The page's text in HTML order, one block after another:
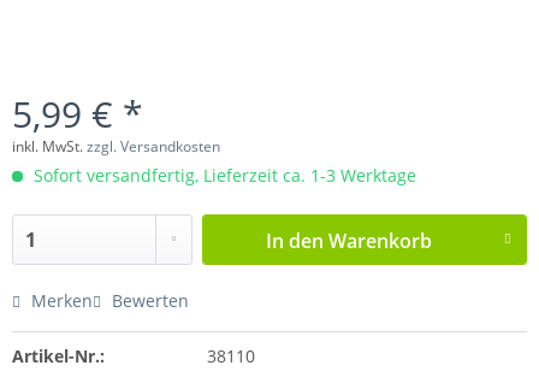
5,99 € *
inkl. MwSt.zzgl. Versandkosten
Sofort versandfertig, Lieferzeit ca. 1-3 Werktage
In den Warenkorb
Merken Bewerten
Artikel-Nr.: 38110